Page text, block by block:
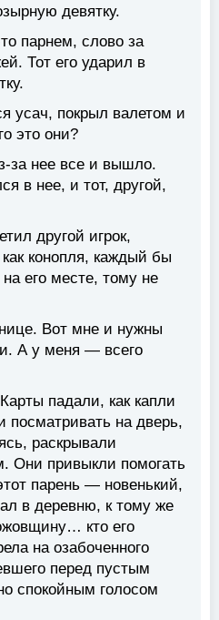
девятку.
парнем, слово за
Тот его ударил в
покрыл валетом и
это они?
за нее все и вышло.
в нее, и тот, другой,
другой игрок,
конопля, каждый бы
его месте, тому не
Вот мне и нужны
А у меня — всего
падали, как капли
на дверь,
раскрывали
Они привыкли помогать
парень — новенький,
в деревню, к тому же
кто его
на озабоченного
перед пустым
спокойным голосом